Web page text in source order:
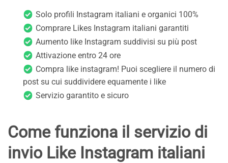
Solo profili Instagram italiani e organici 100%
Comprare Likes Instagram italiani garantiti
Aumento like Instagram suddivisi su più post
Attivazione entro 24 ore
Compra like instagram! Puoi scegliere il numero di
post su cui suddividere equamente i like
Servizio garantito e sicuro
Come funziona il servizio di
invio Like Instagram italiani